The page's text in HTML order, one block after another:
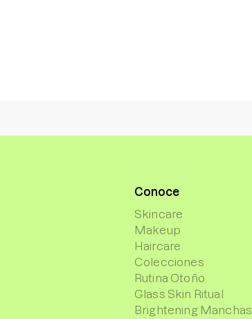
Conoce
Skincare
Makeup
Haircare
Colecciones
Rutina Otoño
Glass Skin Ritual
Brightening Manchas